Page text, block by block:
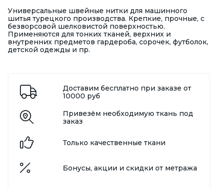
Универсальные швейные нитки для машинного
шитья турецкого производства. Крепкие, прочные, с
безворсовой шелковистой поверхностью.
Применяются для тонких тканей, верхних и
внутренних предметов гардероба, сорочек, футболок,
детской одежды и пр.
Доставим бесплатно при заказе от
10000 руб
Привезём необходимую ткань под
заказ
Только качественные ткани
Бонусы, акции и скидки от метража